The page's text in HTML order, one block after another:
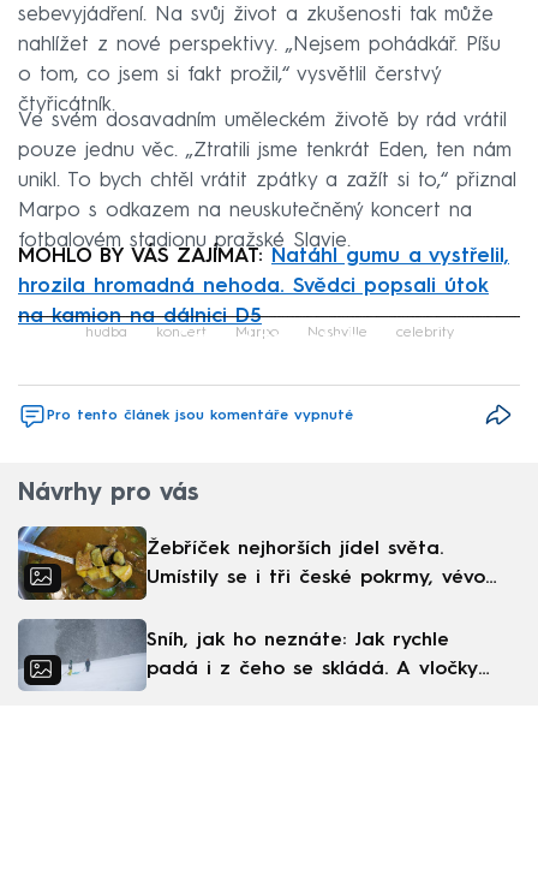
sebevyjádření. Na svůj život a zkušenosti tak může
nahlížet z nové perspektivy. „Nejsem pohádkář. Píšu
o tom, co jsem si fakt prožil,“ vysvětlil čerstvý
čtyřicátník.
Ve svém dosavadním uměleckém životě by rád vrátil
pouze jednu věc. „Ztratili jsme tenkrát Eden, ten nám
unikl. To bych chtěl vrátit zpátky a zažít si to,“ přiznal
Marpo s odkazem na neuskutečněný koncert na
fotbalovém stadionu pražské Slavie.
MOHLO BY VÁS ZAJÍMAT:
Natáhl gumu a vystřelil,
hrozila hromadná nehoda. Svědci popsali útok
na kamion na dálnici D5
Failed to fetch
hudba koncert Marpo Nashville celebrity
Pro tento článek jsou komentáře vypnuté
Návrhy pro vás
Žebříček nejhorších jídel světa.
Umístily se i tři české pokrmy, vévodí
Sníh, jak ho neznáte: Jak rychle
padá i z čeho se skládá. A vločky